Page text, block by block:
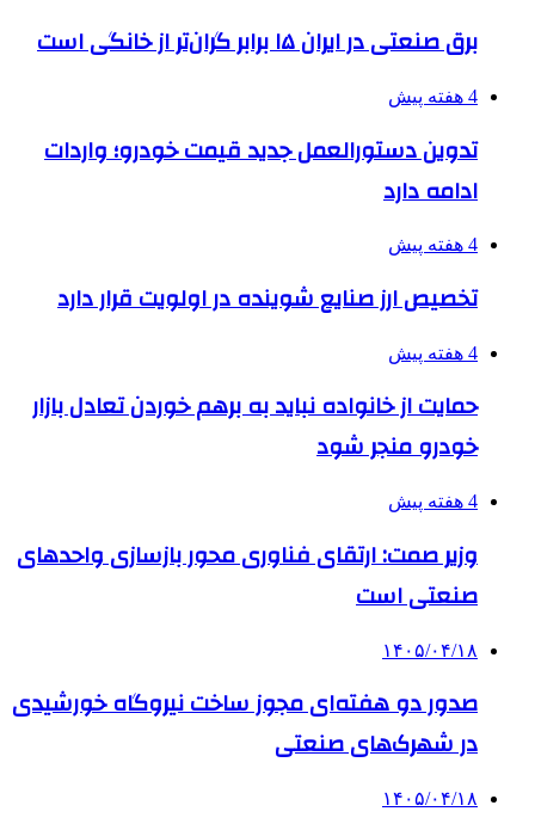
برق صنعتی در ایران ۱۵ برابر گران‌تر از خانگی است
4 هفته پیش
تدوین دستورالعمل جدید قیمت خودرو؛ واردات
ادامه دارد
4 هفته پیش
تخصیص ارز صنایع شوینده در اولویت قرار دارد
4 هفته پیش
حمایت از خانواده نباید به برهم خوردن تعادل بازار
خودرو منجر شود
4 هفته پیش
وزیر صمت: ارتقای فناوری محور بازسازی واحدهای
صنعتی است
۱۴۰۵/۰۴/۱۸
صدور دو هفته‌ای مجوز ساخت نیروگاه خورشیدی
در شهرک‌های صنعتی
۱۴۰۵/۰۴/۱۸